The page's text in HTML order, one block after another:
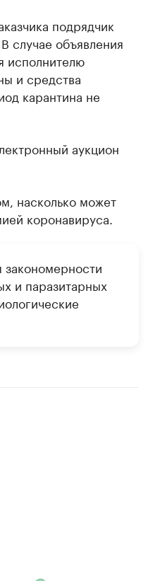
подрядчик
случае объявления
исполнителю
и средства
карантина не
аукцион
насколько может
коронавируса.
закономерности
и паразитарных